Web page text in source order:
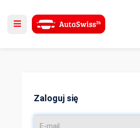
Zaloguj się